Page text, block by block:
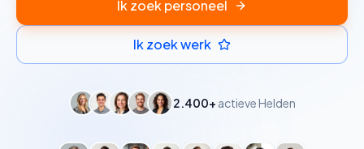
Ik zoek personeel
Ik zoek werk
2.400+ actieve Helden